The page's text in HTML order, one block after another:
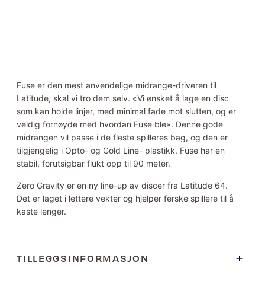
Fuse er den mest anvendelige midrange-driveren til
Latitude, skal vi tro dem selv. «Vi ønsket å lage en disc
som kan holde linjer, med minimal fade mot slutten, og er
veldig fornøyde med hvordan Fuse ble». Denne gode
midrangen vil passe i de fleste spilleres bag, og den er
tilgjengelig i Opto- og Gold Line- plastikk. Fuse har en
stabil, forutsigbar flukt opp til 90 meter.
Zero Gravity er en ny line-up av discer fra Latitude 64.
Det er laget i lettere vekter og hjelper ferske spillere til å
kaste lenger.
TILLEGGSINFORMASJON